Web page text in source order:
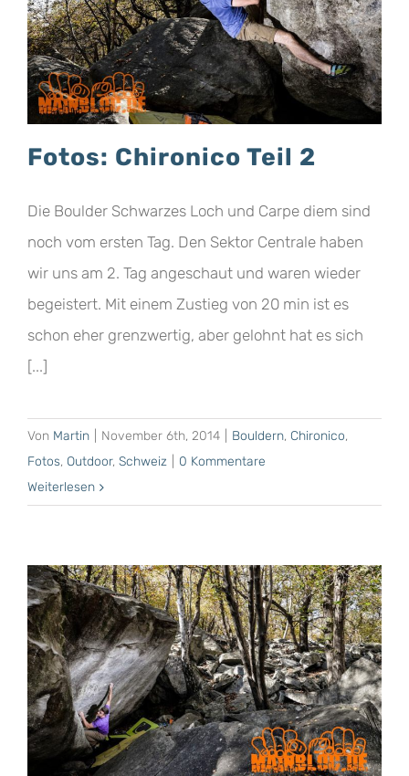
Fotos: Chironico Teil 2
Die Boulder Schwarzes Loch und Carpe diem sind
noch vom ersten Tag. Den Sektor Centrale haben
wir uns am 2. Tag angeschaut und waren wieder
begeistert. Mit einem Zustieg von 20 min ist es
schon eher grenzwertig, aber gelohnt hat es sich
[...]
Von Martin November 6th, 2014 Bouldern, Chironico,
Fotos, Outdoor, Schweiz
0 Kommentare
Weiterlesen